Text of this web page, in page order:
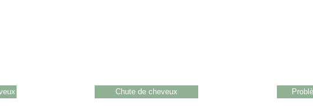
Chute de cheveux